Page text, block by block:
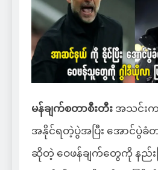
မန်ချက်စတာစီးတီး အသင်း
အနိုင်ရတဲ့ပွဲအပြီး အောင်ပွဲ
ဆိုတဲ့ ဝေဖန်ချက်တွေကို နည်း